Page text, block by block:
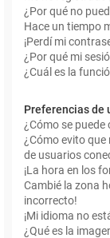
¿Por qué no
Hace un tiempo
¡Perdí mi
¿Por qué mi
¿Cuál es la
Preferencias de
¿Cómo se
¿Cómo evito
de usuarios
¡La hora en los
Cambié la zona
incorrecto!
¡Mi idioma no
¿Qué es la